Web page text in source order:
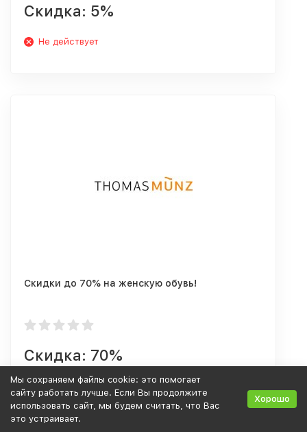
Скидка: 5%
Не действует
Скидки до 70% на женскую обувь!
Скидка: 70%
Не действует
Мы сохраняем файлы cookie: это помогает
сайту работать лучше. Если Вы продолжите
использовать сайт, мы будем считать, что Вас
это устраивает.
Хорошо